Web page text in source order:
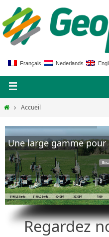
Français Nederlands
Accueil
Une large gamme
En
Regardez